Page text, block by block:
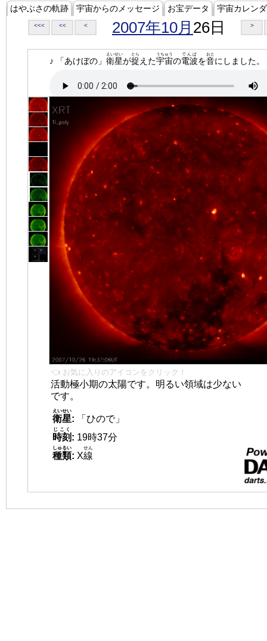
はやぶさの軌跡 宇宙からのメッセージ お宝データ 宇宙カレン
<<< << < 2007年10月 26日 >
♪ 「あけぼの」 衛星
えいせい
が捉
とら
えた宇宙
うちゅう
の電波
でんぱ
を音
おと
にしました。
👈 お気に入りのアイコンをクリック！
活動極小期の太陽です。明るい領域は少ない
です。
衛星
えいせい
:
「ひので」
時刻
じこく
: 19時37分
種類
しゅるい
: X線
せん